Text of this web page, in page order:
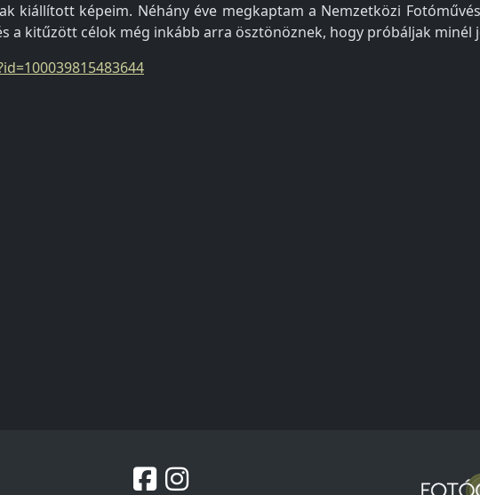
kiállított képeim. Néhány éve megkaptam a Nemzetközi
a kitűzött célok még inkább arra ösztönöznek, hogy próbáljak minél